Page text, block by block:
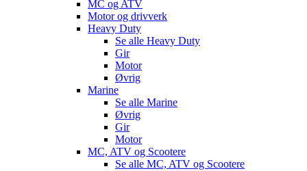
MC og ATV
Motor og drivverk
Heavy Duty
Se alle Heavy Duty
Gir
Motor
Øvrig
Marine
Se alle Marine
Øvrig
Gir
Motor
MC, ATV og Scootere
Se alle MC, ATV og Scootere